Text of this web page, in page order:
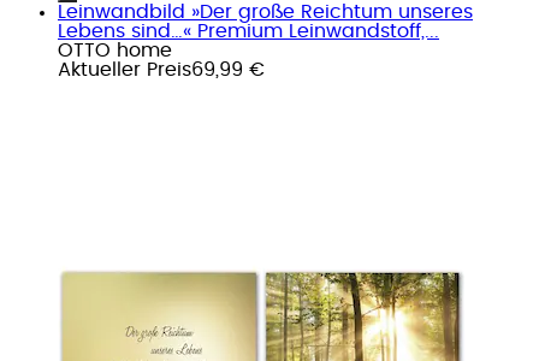
Leinwandbild »Der große Reichtum unseres
Lebens sind…« Premium Leinwandstoff,...
OTTO home
Aktueller Preis69,99 €